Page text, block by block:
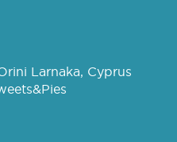
Larnaka, Cyprus